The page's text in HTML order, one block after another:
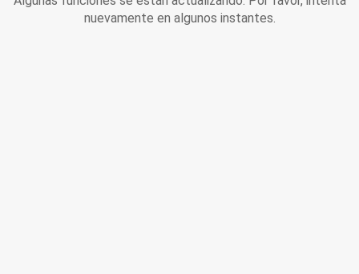
nuevamente en algunos instantes.